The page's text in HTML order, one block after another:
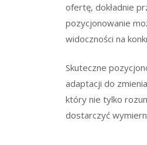
ofertę, dokładnie
pozycjonowanie
widoczności na
Skuteczne
adaptacji do
który nie tylko
dostarczyć